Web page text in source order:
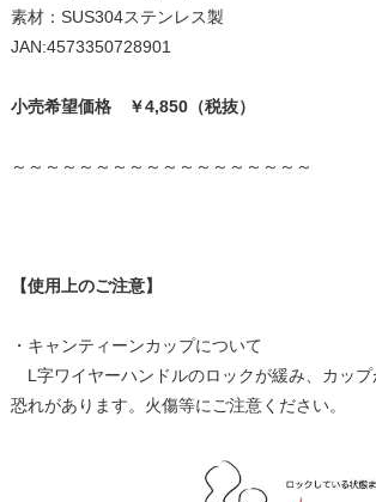
素材：SUS304ステンレス製
JAN:4573350728901
小売希望価格 ￥4,850（税抜）
～～～～～～～～～～～～～～～～～～
【使用上のご注意】
・キャンティーンカップについて
L字ワイヤーハンドルのロックが緩み、カップ
恐れがあります。火傷等にご注意ください。